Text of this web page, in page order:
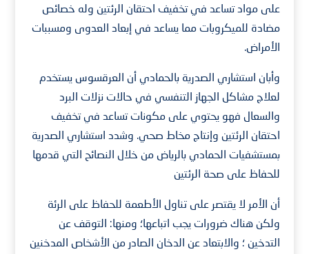
على مواد تساعد في تخفيف احتقان الرئتين وله خصائص
مضادة للميكروبات مما يساعد في إبعاد العدوى ومسببات
الأمراض.
وأبان استشاري الصدرية بالحمادي أن العرقسوس يستخدم
لعلاج مشاكل الجهاز التنفسي في حالات نزلات البرد
والسعال فهو يحتوي على مكونات تساعد في تخفيف
احتقان الرئتين وإنتاج مخاط صحي. وشدد استشاري الصدرية
بمستشفيات الحمادي بالرياض من خلال النصائح التي قدمها
للحفاظ على صحة الرئتين
أن الأمر لا يقتصر على تناول الأطعمة للحفاظ على الرئة
ولكن هناك ضرورات يجب اتباعها؛ ومنها: التوقف عن
التدخين ؛ والابتعاد عن الدخان الصادر من الأشخاص المدخنين